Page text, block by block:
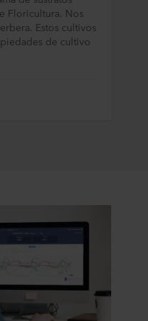
Floricultura. Nos
Estos cultivos
de cultivo